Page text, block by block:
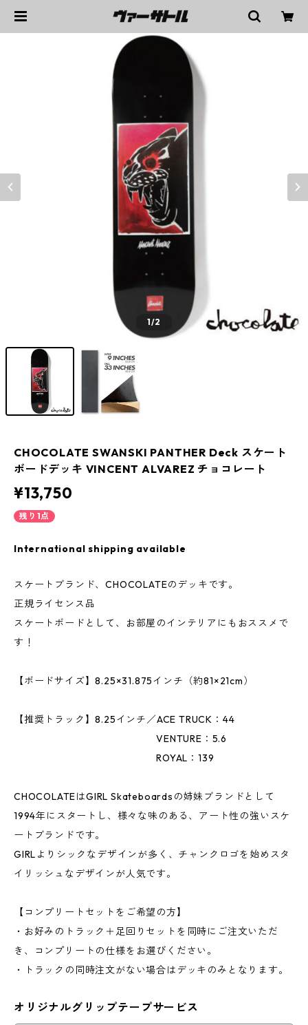
1/2
CHOCOLATE SWANSKI PANTHER Deck スケート
ボードデッキ VINCENT ALVAREZ チョコレート
¥13,750
残り1点
International shipping available
スケートブランド、CHOCOLATEのデッキです。
正規ライセンス品
スケートボードとして、お部屋のインテリアにもおススメで
す！
【ボードサイズ】8.25×31.875インチ（約81×21cm）
【推奨トラック】8.25インチ／ACE TRUCK：44
VENTURE：5.6
ROYAL：139
CHOCOLATEはGIRL Skateboardsの姉妹ブランドとして
1994年にスタートし、様々な味のある、アート性の強いスケ
ートブランドです。
GIRLよりシックなデザインが多く、チャンクロゴを始めスタ
イリッシュなデザインが人気です。
【コンプリートセットをご希望の方】
・お好みのトラック＋足回りセットを同時にご注文いただ
き、コンプリートの仕様をお選びください。
・トラックの同時注文がない場合はデッキのみとなります。
オリジナルグリップテープサービス